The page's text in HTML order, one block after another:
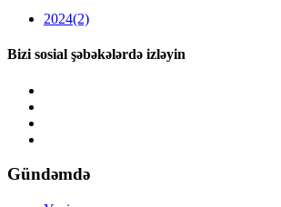
2024(2)
Bizi sosial şəbəkələrdə izləyin
Gündəmdə